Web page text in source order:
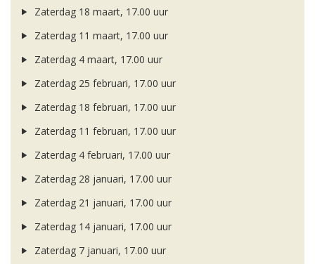
Zaterdag 18 maart, 17.00 uur
Zaterdag 11 maart, 17.00 uur
Zaterdag 4 maart, 17.00 uur
Zaterdag 25 februari, 17.00 uur
Zaterdag 18 februari, 17.00 uur
Zaterdag 11 februari, 17.00 uur
Zaterdag 4 februari, 17.00 uur
Zaterdag 28 januari, 17.00 uur
Zaterdag 21 januari, 17.00 uur
Zaterdag 14 januari, 17.00 uur
Zaterdag 7 januari, 17.00 uur